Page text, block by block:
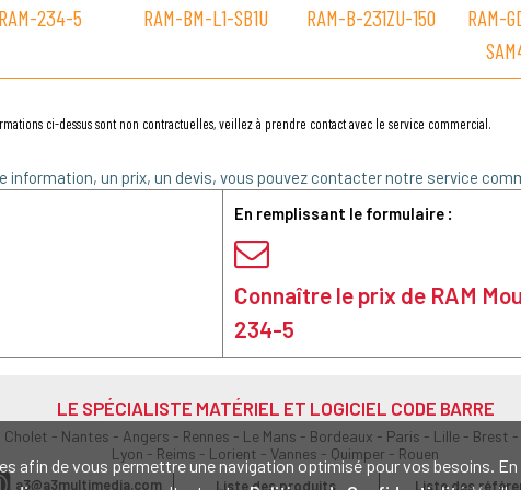
afin de vous permettre une navigation optimisé pour vos besoins.
RAM-234-5
RAM-BM-L1-SB1U
RAM-B-231ZU-150
RAM-
ci-dessus sont non contractuelles, veillez à prendre contact avec le service commercial.
information, un prix, un devis, vous pouvez contacter notre service
En remplissant le formulaire :
Connaître le prix de RAM
234-5
LE SPÉCIALISTE MATÉRIEL ET LOGICIEL CODE BARRE
- Nantes - Angers - Rennes - Le Mans - Bordeaux - Paris - Lille - Brest
Lyon - Reims - Lorient - Vannes - Quimper - Rouen
a3@a3multimedia.com Liste des produits Liste des